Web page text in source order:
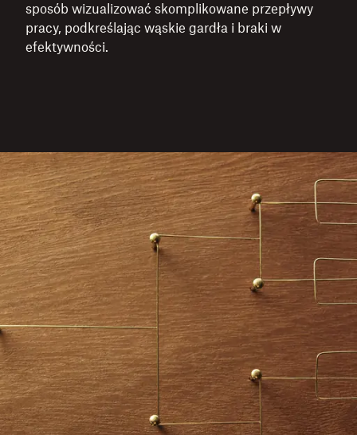
sposób wizualizować skomplikowane przepływy
pracy, podkreślając wąskie gardła i braki w
efektywności.